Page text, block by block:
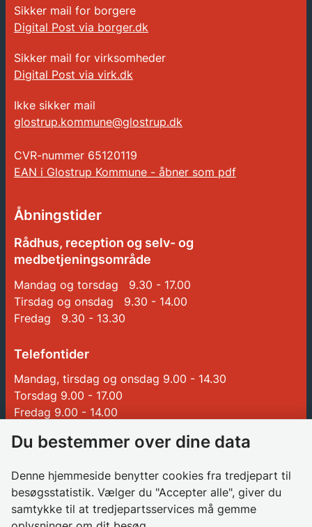
Sikker mail for borgere
Digital Post via borger.dk
Sikker mail for virksomheder
Digital Post via virk.dk
Ikke sikker mail
glostrup.kommune@glostrup.dk
CVR-nummer 65120119
EAN i Glostrup Kommune - åbner som pdf
Åbningstider
Rådhus, reception og selv- og
medbetjeningsområde
Mandag og torsdag 9.30 - 17.00
Tirsdag og onsdag 9.30 - 14.00
Fredag 9.30 - 13.30
Telefontider
Mandag, tirsdag og onsdag 9.00 - 14.30
Torsdag 9.00 - 17.00
Fredag 9.00 - 14.00
Betalinger til Glostrup Kommune
Borgerrådgiver
Du bestemmer over dine data
Denne hjemmeside benytter cookies fra tredjepart til
besøgsstatistik. Vælger du "Accepter alle", giver du
samtykke til at tredjepartsservices må gemme